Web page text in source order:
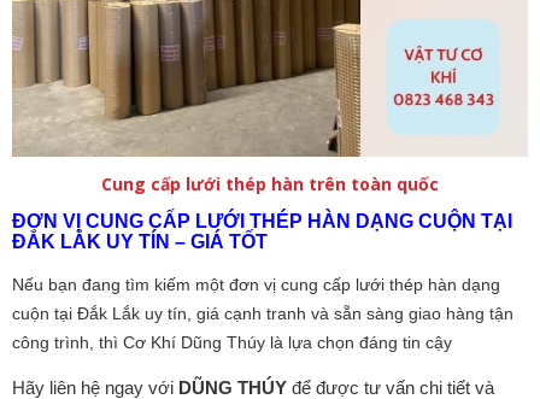
Cung cấp lưới thép hàn trên toàn quốc
ĐƠN VỊ CUNG CẤP LƯỚI THÉP HÀN DẠNG CUỘN TẠI
ĐẮK LẮK UY TÍN – GIÁ TỐT
Nếu bạn đang tìm kiếm một đơn vị cung cấp lưới thép hàn dạng
cuộn tại Đắk Lắk uy tín, giá cạnh tranh và sẵn sàng giao hàng tận
công trình, thì Cơ Khí Dũng Thúy là lựa chọn đáng tin cậy
Hãy liên hệ ngay với DŨNG THÚY để được tư vấn chi tiết và